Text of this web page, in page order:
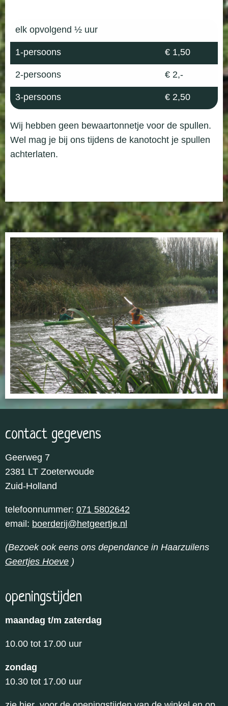
elk opvolgend ½ uur
1-persoons € 1,50
2-persoons € 2,-
3-persoons € 2,50
Wij hebben geen bewaartonnetje voor de spullen.
Wel mag je bij ons tijdens de kanotocht je spullen
achterlaten.
contact gegevens
Geerweg 7
2381 LT Zoeterwoude
Zuid-Holland
telefoonnummer: 071 5802642
email: boerderij@hetgeertje.nl
(Bezoek ook eens ons dependance in Haarzuilens
Geertjes Hoeve )
openingstijden
maandag t/m zaterdag
10.00 tot 17.00 uur
zondag
10.30 tot 17.00 uur